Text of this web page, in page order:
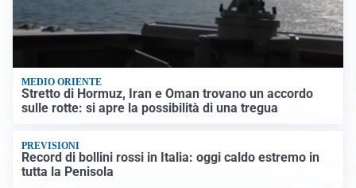
MEDIO ORIENTE
Stretto di Hormuz, Iran e Oman trovano un accordo
sulle rotte: si apre la possibilità di una tregua
PREVISIONI
Record di bollini rossi in Italia: oggi caldo estremo in
tutta la Penisola